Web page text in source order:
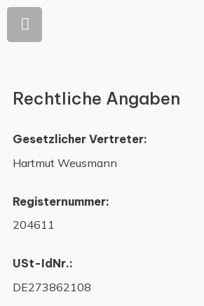
Rechtliche Angaben
Gesetzlicher Vertreter:
Hartmut Weusmann
Registernummer:
204611
USt-IdNr.:
DE273862108